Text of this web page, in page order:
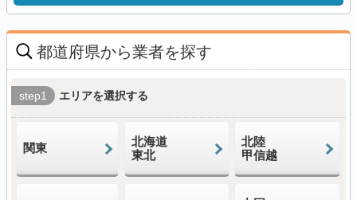
都道府県から業者を探す
step1 エリアを選択する
関東
北海道
東北
北陸
甲信越